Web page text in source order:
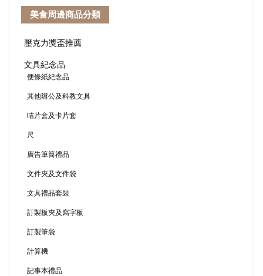
美食周邊商品分類
壓克力獎盃推薦
文具紀念品
便條紙紀念品
其他辦公及科教文具
咭片盒及卡片套
尺
廣告筆筒禮品
文件夾及文件袋
文具禮品套裝
訂製板夾及寫字板
訂製筆袋
計算機
記事本禮品